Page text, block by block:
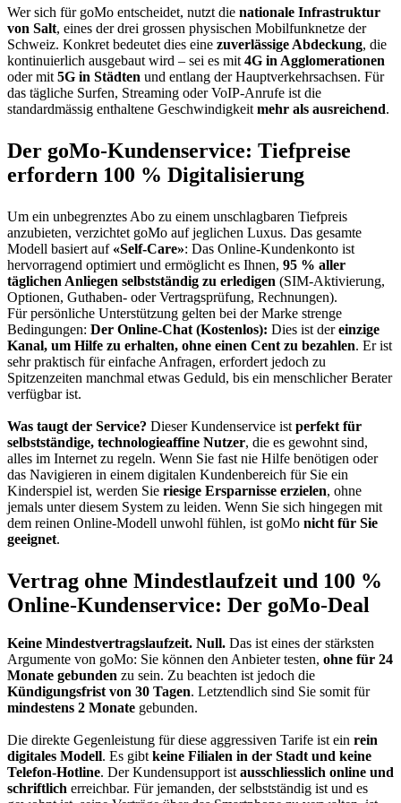
Wer sich für goMo entscheidet, nutzt die nationale Infrastruktur
von Salt, eines der drei grossen physischen Mobilfunknetze der
Schweiz. Konkret bedeutet dies eine zuverlässige Abdeckung, die
kontinuierlich ausgebaut wird – sei es mit 4G in Agglomerationen
oder mit 5G in Städten und entlang der Hauptverkehrsachsen. Für
das tägliche Surfen, Streaming oder VoIP-Anrufe ist die
standardmässig enthaltene Geschwindigkeit mehr als ausreichend.
Der goMo-Kundenservice: Tiefpreise
erfordern 100 % Digitalisierung
Um ein unbegrenztes Abo zu einem unschlagbaren Tiefpreis
anzubieten, verzichtet goMo auf jeglichen Luxus. Das gesamte
Modell basiert auf «Self-Care»: Das Online-Kundenkonto ist
hervorragend optimiert und ermöglicht es Ihnen, 95 % aller
täglichen Anliegen selbstständig zu erledigen (SIM-Aktivierung,
Optionen, Guthaben- oder Vertragsprüfung, Rechnungen).
Für persönliche Unterstützung gelten bei der Marke strenge
Bedingungen: Der Online-Chat (Kostenlos): Dies ist dereinzige
Kanal, um Hilfe zu erhalten, ohne einen Cent zu bezahlen. Er ist
sehr praktisch für einfache Anfragen, erfordert jedoch zu
Spitzenzeiten manchmal etwas Geduld, bis ein menschlicher Berater
verfügbar ist.
Was taugt der Service? Dieser Kundenservice ist perfekt für
selbstständige, technologieaffine Nutzer, die es gewohnt sind,
alles im Internet zu regeln. Wenn Sie fast nie Hilfe benötigen oder
das Navigieren in einem digitalen Kundenbereich für Sie ein
Kinderspiel ist, werden Sie riesige Ersparnisse erzielen, ohne
jemals unter diesem System zu leiden. Wenn Sie sich hingegen mit
dem reinen Online-Modell unwohl fühlen, ist goMo nicht für Sie
geeignet.
Vertrag ohne Mindestlaufzeit und 100 %
Online-Kundenservice: Der goMo-Deal
Keine Mindestvertragslaufzeit. Null. Das ist eines der stärksten
Argumente von goMo: Sie können den Anbieter testen, ohne für 24
Monate gebunden zu sein. Zu beachten ist jedoch die
Kündigungsfrist von 30 Tagen. Letztendlich sind Sie somit für
mindestens 2 Monate gebunden.
Die direkte Gegenleistung für diese aggressiven Tarife ist ein rein
digitales Modell. Es gibt keine Filialen in der Stadt und keine
Telefon-Hotline. Der Kundensupport ist ausschliesslich online und
schriftlich erreichbar. Für jemanden, der selbstständig ist und es